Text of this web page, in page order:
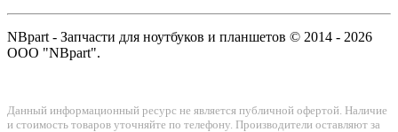
NBpart - Запчасти для ноутбуков и планшетов © 2014 - 2026
ООО "NBpart".
Данный информационный ресурс не является публичной офертой. Наличие
и стоимость товаров уточняйте по телефону. Производители оставляют за